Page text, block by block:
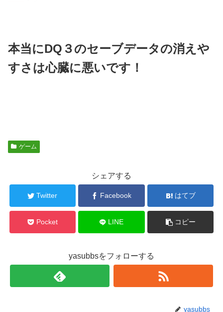
本当にDQ３のセーブデータの消えや
すさは心臓に悪いです！
ゲーム
シェアする
Twitter Facebook はてブ
Pocket LINE コピー
yasubbsをフォローする
yasubbs